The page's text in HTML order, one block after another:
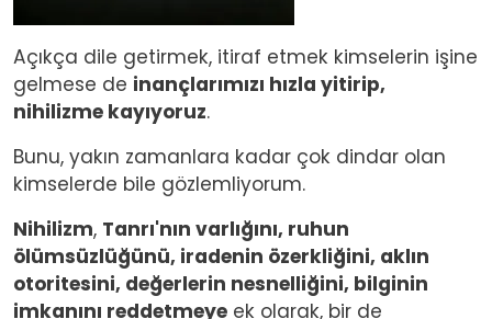
Açıkça dile getirmek, itiraf etmek kimselerin işine
gelmese de inançlarımızı hızla yitirip,
nihilizme kayıyoruz.
Bunu, yakın zamanlara kadar çok dindar olan
kimselerde bile gözlemliyorum.
Nihilizm, Tanrı'nın varlığını, ruhun
ölümsüzlüğünü, iradenin özerkliğini, aklın
otoritesini, değerlerin nesnelliğini, bilginin
imkanını reddetmeye ek olarak, bir de